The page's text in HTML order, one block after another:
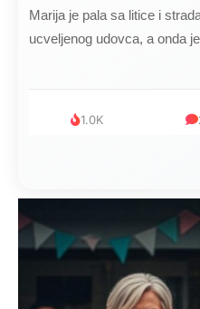
Kad se Marin suprug
mijenjala: Jedno jutro je
999